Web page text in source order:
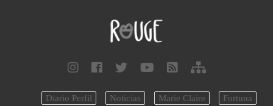
Diario Perfil Noticias Marie Claire Fortuna